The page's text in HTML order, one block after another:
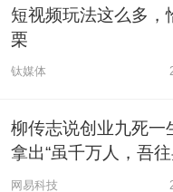
短视频玩法这么多，
栗
钛媒体
柳传志说创业九死一
拿出“虽千万人，吾
吗
网易科技